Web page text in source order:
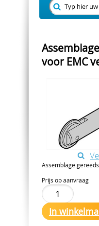
voor EMC
Assemblage
Prijs op aanvraag
In